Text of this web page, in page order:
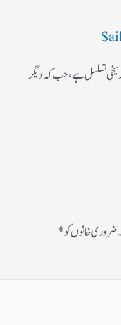
تسلسل ہے، جب کہ دیگر
ضروری خانوں کو*